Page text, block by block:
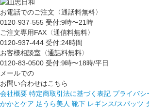
お電話でのご注文〈通話料無料〉
0120-937-555 受付:9時〜21時
ご注文専用FAX〈通信料無料〉
0120-937-444 受付:24時間
お客様相談室〈通話料無料〉
0120-83-0500 受付:9時〜18時/平日
メールでの
お問い合わせはこちら
会社概要 特定商取引法に基づく表記 プライバシ
かかとケア 足うら美人 靴下 レギンス/スパッツ